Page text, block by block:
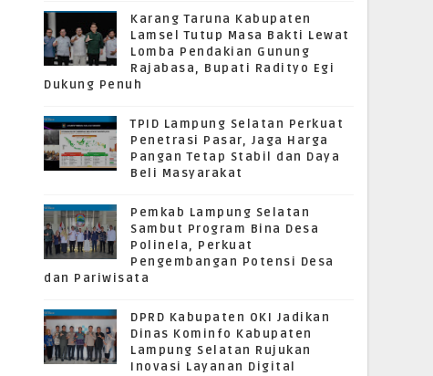
Karang Taruna Kabupaten
Lamsel Tutup Masa Bakti Lewat
Lomba Pendakian Gunung
Rajabasa, Bupati Radityo Egi
Dukung Penuh
TPID Lampung Selatan Perkuat
Penetrasi Pasar, Jaga Harga
Pangan Tetap Stabil dan Daya
Beli Masyarakat
Pemkab Lampung Selatan
Sambut Program Bina Desa
Polinela, Perkuat
Pengembangan Potensi Desa
dan Pariwisata
DPRD Kabupaten OKI Jadikan
Dinas Kominfo Kabupaten
Lampung Selatan Rujukan
Inovasi Layanan Digital